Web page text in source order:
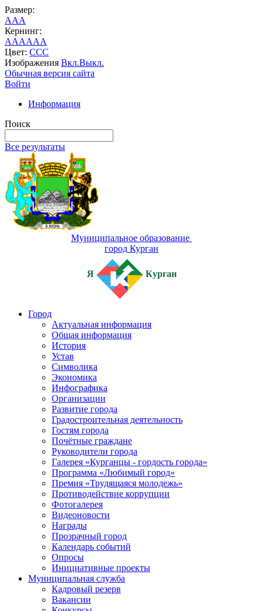
Размер:
AAA
Кернинг:
AAAAAA
Цвет: CCC
Изображения Вкл.Выкл.
Обычная версия сайта
Войти
Информация
Поиск
Все результаты
Муниципальное образование
город Курган
Я Курган
Город
Актуальная информация
Общая информация
История
Устав
Символика
Экономика
Инфографика
Организации
Развитие города
Градостроительная деятельность
Гостям города
Почётные граждане
Руководители города
Галерея «Курганцы - гордость города»
Программа «Любимый город»
Премия «Трудящаяся молодежь»
Противодействие коррупции
Фотогалерея
Видеоновости
Награды
Прозрачный город
Календарь событий
Опросы
Инициативные проекты
Муниципальная служба
Кадровый резерв
Вакансии